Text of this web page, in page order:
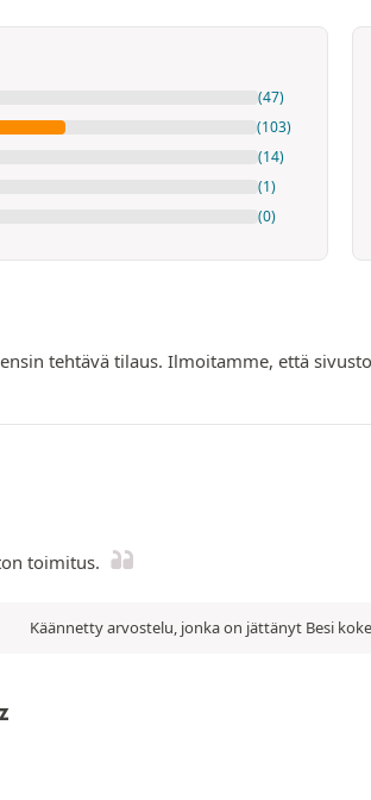
(47)
(103)
(14)
(1)
(0)
tehtävä tilaus. Ilmoitamme, että
toimitus.
Käännetty arvostelu, jonka on jättänyt Besi